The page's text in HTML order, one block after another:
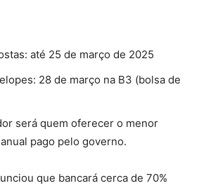
até 25 de março de 2025
28 de março na B3 (bolsa de
será quem oferecer o menor
pago pelo governo.
que bancará cerca de 70%